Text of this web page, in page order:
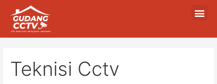
Teknisi Cctv